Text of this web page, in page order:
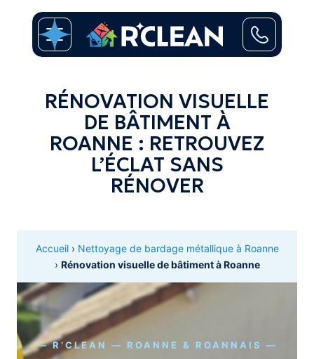
RÉNOVATION VISUELLE
DE BÂTIMENT À
ROANNE : RETROUVEZ
L’ÉCLAT SANS
RÉNOVER
Accueil› Nettoyage de bardage métallique à Roanne
› Rénovation visuelle de bâtiment à Roanne
— R’CLEAN — ROANNE & ROANNAIS —